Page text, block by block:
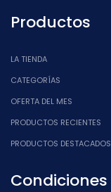
Productos
LA TIENDA
CATEGORÍAS
OFERTA DEL MES
PRODUCTOS RECIENTES
PRODUCTOS DESTACADOS
Condiciones